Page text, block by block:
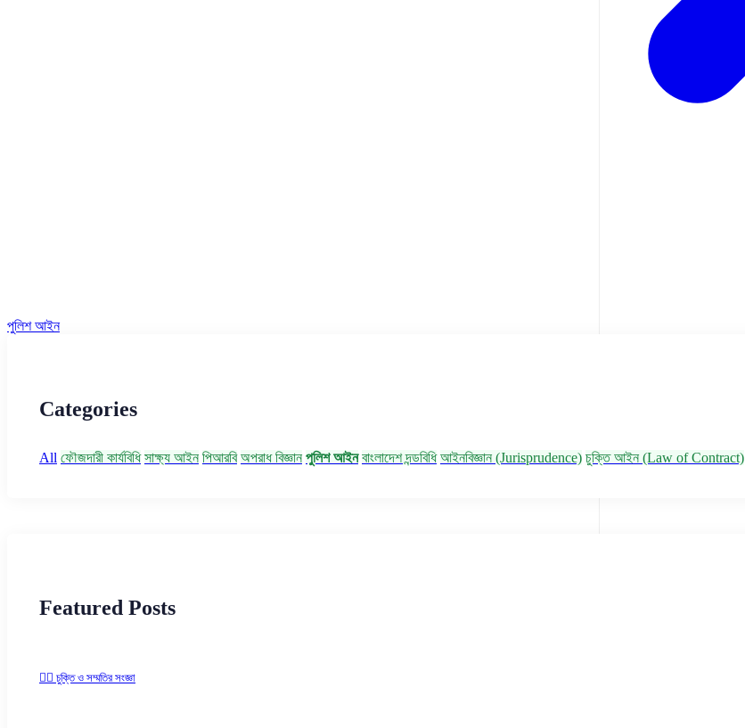
Categories
All ফৌজদারী কার্যবিধি সাক্ষ্য আইন পিআরবি অপরাধ বিজ্ঞান পুলিশ আইন বাংলাদেশ দন্ডবিধি আইনবিজ্ঞান (Jurisprudence) চুক্তি আইন (Law of Contract)
Featured Posts
✍🏻 চুক্তি ও সম্মতির সংজ্ঞা
পুলিশ আইন